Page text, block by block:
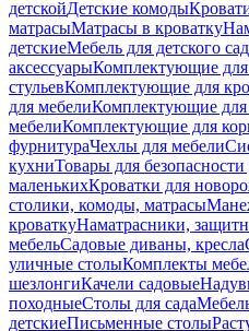
детскойДетские комоды
матрасыМатрасы в кроватку
детскиеМебель для детского
аксессуарыКомплектующие для
стульевКомплектующие для
для мебелиКомплектующие для
мебелиКомплектующие для
фурнитураЧехлы для мебели
кухниТовары для безопасности
маленькихКроватки для
столики, комоды, матрасы
кроваткуНаматрасники,
мебельСадовые диваны, кресла
уличные столыКомплекты
шезлонгиКачели садовые
походныеСтолы для сада
детскиеПисьменные столы